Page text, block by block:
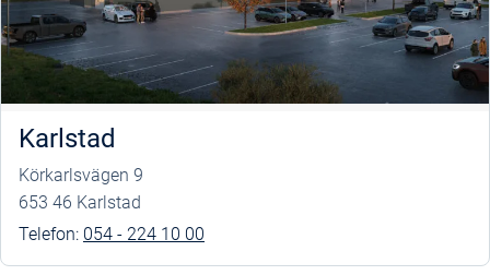
Karlstad
Körkarlsvägen 9
653 46 Karlstad
Telefon: 054 - 224 10 00